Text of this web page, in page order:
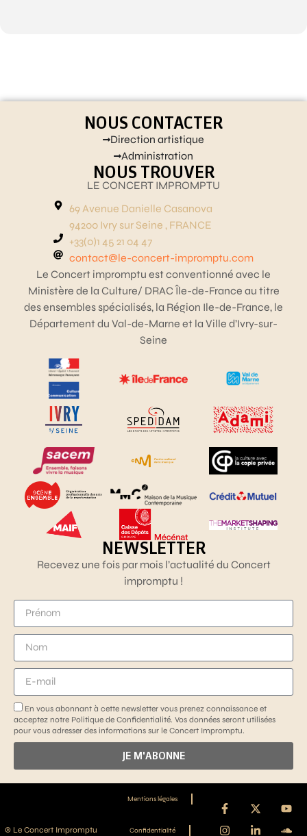
NOUS CONTACTER
Direction artistique
Administration
NOUS TROUVER
LE CONCERT IMPROMPTU
69 Avenue Danielle Casanova
94200 Ivry sur Seine , FRANCE
+33(0)1 45 21 04 47
contact@le-concert-impromptu.com
Le Concert impromptu est conventionné avec le
Ministère de la Culture/ DRAC Île-de-France au titre
des ensembles spécialisés, la Région Ile-de-France, le
Département du Val-de-Marne et la Ville d’Ivry-sur-
Seine
NEWSLETTER
Recevez une fois par mois l’actualité du Concert
impromptu !
En vous abonnant à cette newsletter vous prenez connaissance et
acceptez notre Politique de Confidentialité. Vos données seront utilisées
pour vous adresser des informations sur le Concert Impromptu.
JE M'ABONNE
© Le Concert Impromptu
Mentions légales
Confidentialité